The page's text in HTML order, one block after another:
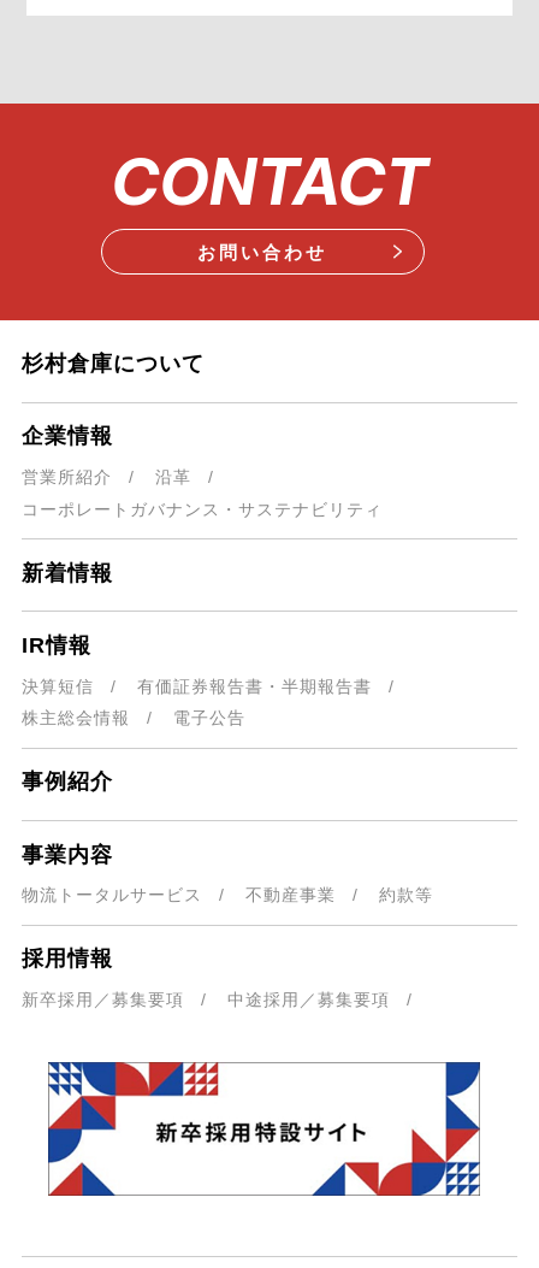
CONTACT
お問い合わせ
杉村倉庫について
企業情報
営業所紹介
沿革
コーポレートガバナンス・ サステナビリティ
新着情報
IR情報
決算短信 有価証券報告書・ 半期報告書
株主総会情報
電子公告
事例紹介
事業内容
物流トータルサービス 不動産事業 約款等
採用情報
新卒採用／募集要項 中途採用／募集要項